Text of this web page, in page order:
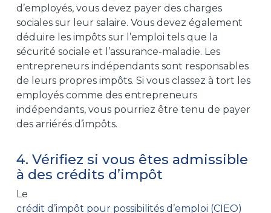
d’employés, vous devez payer des charges
sociales sur leur salaire. Vous devez également
déduire les impôts sur l’emploi tels que la
sécurité sociale et l’assurance-maladie. Les
entrepreneurs indépendants sont responsables
de leurs propres impôts. Si vous classez à tort les
employés comme des entrepreneurs
indépendants, vous pourriez être tenu de payer
des arriérés d’impôts.
4. Vérifiez si vous êtes admissible
à des crédits d’impôt
Le
crédit d’impôt pour possibilités d’emploi (CIEO)